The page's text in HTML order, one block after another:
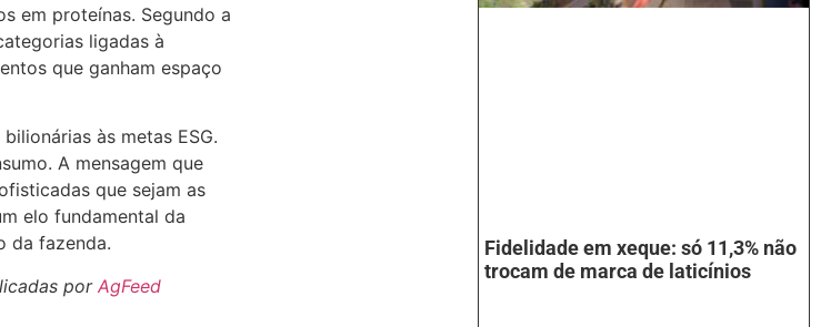
em proteínas. Segundo a
ligadas à
que ganham espaço
às metas ESG.
A mensagem que
que sejam as
elo fundamental da
da fazenda.
porAgFeed
Fidelidade em xeque: só 11,3% não
trocam de marca de laticínios